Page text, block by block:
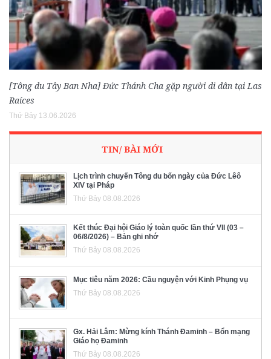
[Tông du Tây Ban Nha] Đức Thánh Cha gặp người di dân tại Las
Raíces
Thứ Bảy 13.06.2026
TIN/ BÀI MỚI
Lịch trình chuyến Tông du bốn ngày của Đức Lêô
XIV tại Pháp
Thứ Bảy 08.08.2026
Kết thúc Đại hội Giáo lý toàn quốc lần thứ VII (03 –
06/8/2026) – Bản ghi nhớ
Thứ Bảy 08.08.2026
Mục tiêu năm 2026: Cầu nguyện với Kinh Phụng vụ
Thứ Bảy 08.08.2026
Gx. Hải Lâm: Mừng kính Thánh Đaminh – Bổn mạng
Giáo họ Đaminh
Thứ Bảy 08.08.2026